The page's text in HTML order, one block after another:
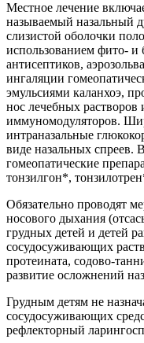
Местное лечение
называемый назальный
слизистой оболочки
использованием фито- и
антисептиков,
ингаляции
эмульсиями каланхоэ,
нос лечебных
иммуномодуляторов.
интраназальные
виде назальных спреев.
гомеопатические
тонзилгон*,
Обязательно проводят
носового дыхания
грудных детей и детей
сосудосуживающих
протеината, содово-
развитие осложнений
Грудным детям не
сосудосуживающих
рефлекторный